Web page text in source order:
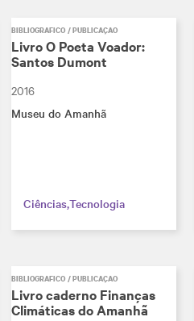
BIBLIOGRÁFICO / PUBLICAÇÃO
Livro O Poeta Voador:
Santos Dumont
2016
Museu do Amanhã
CiênciasTecnologia
BIBLIOGRÁFICO / PUBLICAÇÃO
Livro caderno Finanças
Climáticas do Amanhã